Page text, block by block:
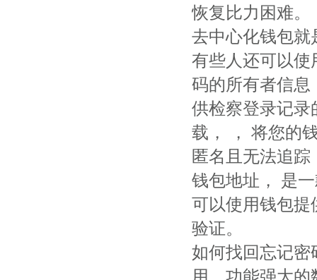
恢复比力困难。
去中心化钱包就
有些人还可以使
码的所有者信息
供检察登录记录
载， ， 将您的
匿名且无法追
钱包地址， 是
可以使用钱包提
验证。
如何找回忘记密